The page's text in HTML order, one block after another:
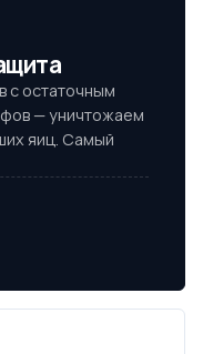
с остаточным
— уничтожаем
яиц. Самый